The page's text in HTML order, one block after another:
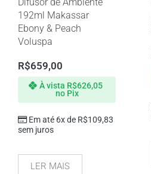
Difusor de Ambiente
192ml Makassar
Ebony & Peach
Voluspa
R$659,00
Em até 6x de R$109,83
sem juros
À vista R$626,05
no Pix
LER MAIS